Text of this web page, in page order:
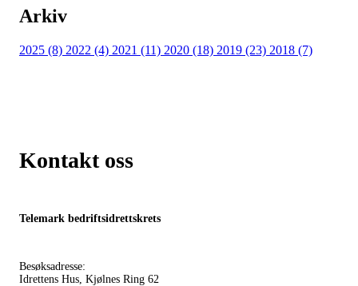
Arkiv
2025 (8) 2022 (4) 2021 (11) 2020 (18) 2019 (23) 2018 (7)
Kontakt oss
Telemark bedriftsidrettskrets
Besøksadresse:
Idrettens Hus, Kjølnes Ring 62